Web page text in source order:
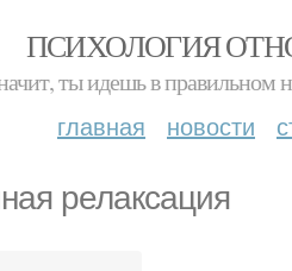
ПСИХОЛОГИЯ
ты идешь в
главная новости
релаксация